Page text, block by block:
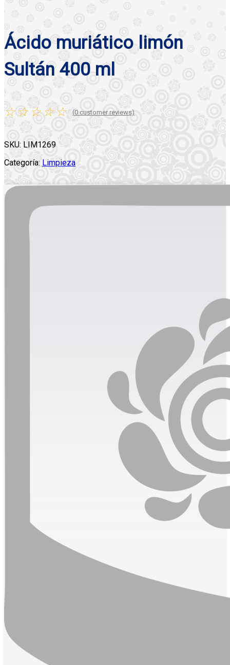
Ácido muriático limón
Sultán 400 ml
☆ ☆ ☆ ☆ ☆ (0 customer reviews)
SKU: LIM1269
Categoría: Limpieza